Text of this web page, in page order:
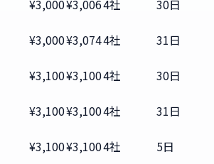
¥3,000¥3,0064社
30日
¥3,000¥3,0744社
31日
¥3,100¥3,1004社
30日
¥3,100¥3,1004社
31日
¥3,100¥3,1004社
5日